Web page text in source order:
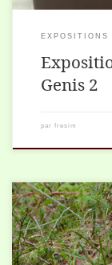
EXPOSITIONS
Genis 2
par fresim